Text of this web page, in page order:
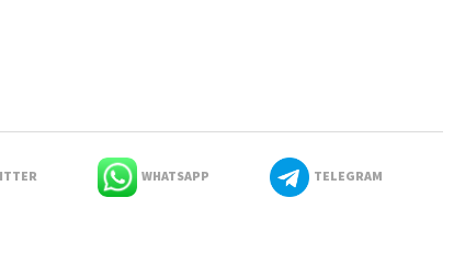
WHATSAPP TELEGRAM